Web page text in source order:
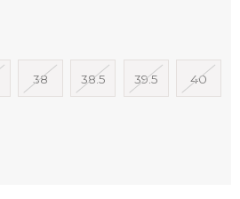
38 38.5 39.5 40